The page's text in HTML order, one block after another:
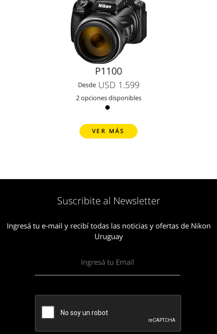
P1100
Desde USD 1.599
2 opciones disponibles
VER MÁS
Suscribite al Newsletter
Ingresá tu e-mail y recibí todas las noticias y ofertas de Nikon
Uruguay